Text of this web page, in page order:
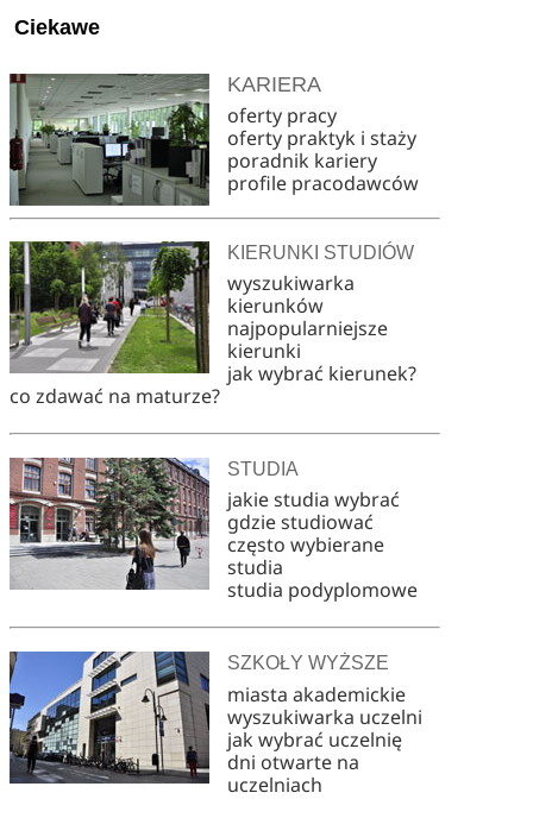
Ciekawe
KARIERA
oferty pracy
oferty praktyk i staży
poradnik kariery
profile pracodawców
KIERUNKI STUDIÓW
wyszukiwarka
kierunków
najpopularniejsze
kierunki
jak wybrać kierunek?
co zdawać na maturze?
STUDIA
jakie studia wybrać
gdzie studiować
często wybierane
studia
studia podyplomowe
SZKOŁY WYŻSZE
miasta akademickie
wyszukiwarka uczelni
jak wybrać uczelnię
dni otwarte na
uczelniach